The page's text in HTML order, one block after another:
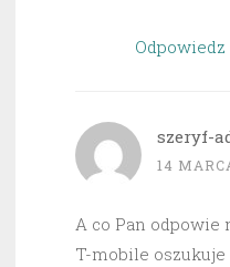
Odpowiedz
szeryf-
14
A co Pan odpowie
T-mobile oszukuje